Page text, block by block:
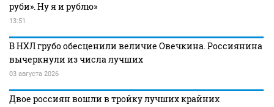
руби». Ну я и рублю»
13:51
В НХЛ грубо обесценили величие Овечкина. Россиянина
вычеркнули из числа лучших
03 августа 2026
Двое россиян вошли в тройку лучших крайних